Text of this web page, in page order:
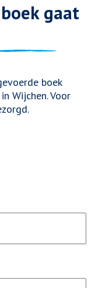
gaat
boek
Wijchen. Voor